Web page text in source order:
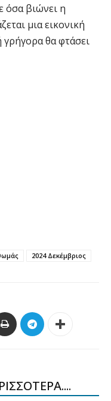
όσα βιώνει η
μια εικονική
γρήγορα θα φτάσει
2024 Δεκέμβριος